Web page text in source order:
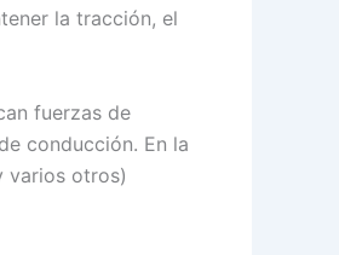
la tracción, el
fuerzas de
conducción. En la
varios otros)